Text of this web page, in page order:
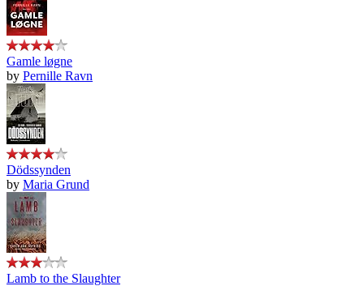
Gamle løgne
by Pernille Ravn
Dödssynden
by Maria Grund
Lamb to the Slaughter